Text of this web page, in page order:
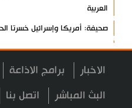
العربية
صحيفة: أمريكا وإسرائيل خسرتا
هيئة الحشد الشعبي تنشر..
مسقط: مفاوضات هرمز تجري في
إسلام آباد تؤكد على تشكيل حلف
الاخبار برامج الاذاعة
البث المباشر اتصل بنا